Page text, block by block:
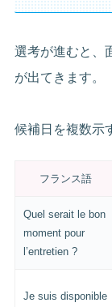
選考が進むと、
が出てきます。
候補日を複数示
フランス語
Quel serait le bon
moment pour
l’entretien ?
Je suis disponible